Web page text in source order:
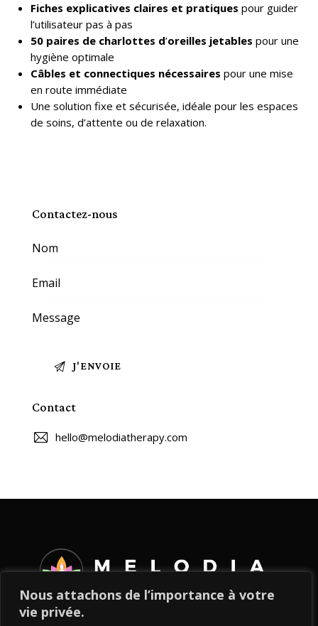
Nous attachons de l’importance à votre
vie privée.
Fiches explicatives claires et pratiques pour guider
l’utilisateur pas à pas
50 paires de charlottes d’oreilles jetables pour une
hygiène optimale
Câbles et connectiques nécessaires pour une mise
en route immédiate
Une solution fixe et sécurisée, idéale pour les espaces
de soins, d’attente ou de relaxation.
Contactez-nous
Contact
hello@melodiatherapy.com